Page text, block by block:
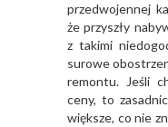
przedwojennej
że przyszły
z takimi
surowe
remontu. Jeśli
ceny, to
większe, co nie